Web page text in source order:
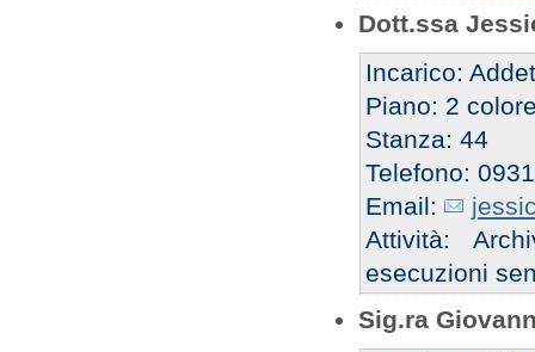
Dott.ssa
Incarico:
Piano: 2
Stanza: 44
Telefono:
Email:
Attività:
esecuzioni
Sig.ra